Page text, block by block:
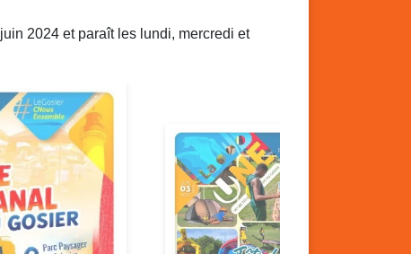
2024 et paraît les lundi, mercredi et